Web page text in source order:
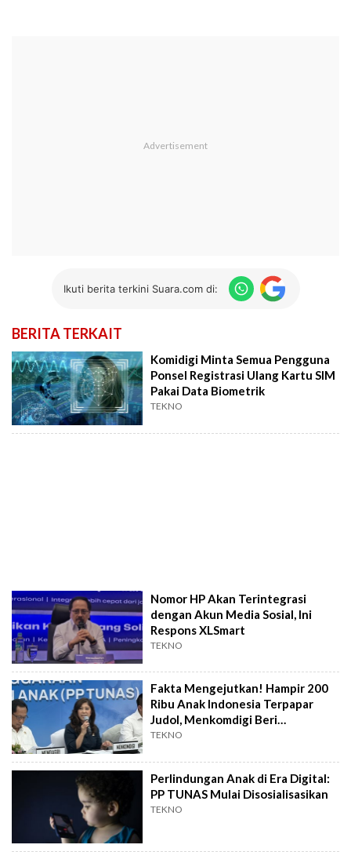
Ikuti berita terkini Suara.com di:
BERITA TERKAIT
Komidigi Minta Semua Pengguna
Ponsel Registrasi Ulang Kartu SIM
Pakai Data Biometrik
TEKNO
Nomor HP Akan Terintegrasi
dengan Akun Media Sosial, Ini
Respons XLSmart
TEKNO
Fakta Mengejutkan! Hampir 200
Ribu Anak Indonesia Terpapar
Judol, Menkomdigi Beri
Peringatan
TEKNO
Perlindungan Anak di Era Digital:
PP TUNAS Mulai Disosialisasikan
TEKNO